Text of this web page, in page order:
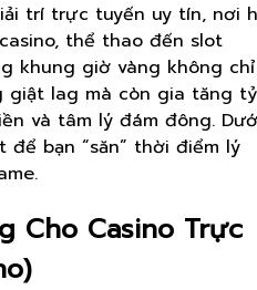
trí trực tuyến uy tín, nơi
thể thao đến slot
khung giờ vàng không chỉ
giật lag mà còn gia tăng tỷ
và tâm lý đám đông.
bạn “săn” thời điểm lý
Cho Casino Trực